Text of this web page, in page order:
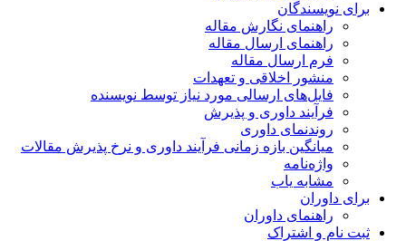
برای نویسندگان
راهنمای نگارش مقاله
راهنمای ارسال مقاله
فرم ارسال مقاله
منشور اخلاقی و تعهدات
فایل‌های ارسالی مورد نیاز توسط نویسنده
فرآیند داوری و پذیرش
روندنمای داوری
میانگین بازه زمانی فرآیند داوری و نرخ پذیرش مقالات
واژه‌نامه
مشابه یاب
برای داوران
راهنمای داوران
ثبت نام و اشتراک